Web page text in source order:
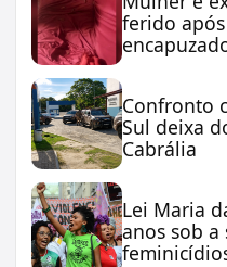
ferido
Confronto
Sul deixa
Cabrália
Lei Maria
anos sob a